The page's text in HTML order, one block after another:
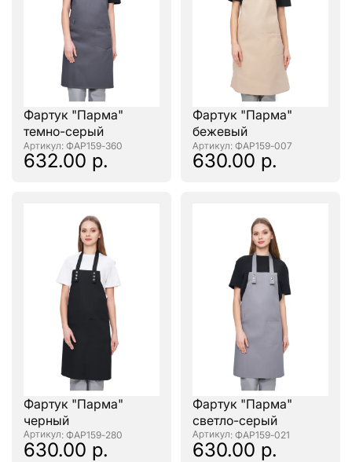
Фартук "Парма"
темно-серый
: ФАР159-360
632.00 р.
Фартук "Парма"
бежевый
: ФАР159-007
630.00 р.
Фартук "Парма"
черный
: ФАР159-280
630.00 р.
Фартук "Парма"
светло-серый
: ФАР159-021
630.00 р.